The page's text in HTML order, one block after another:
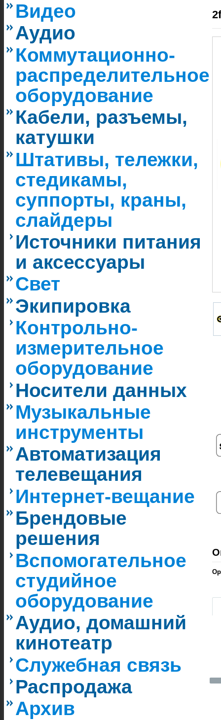
Видео
Аудио
Коммутационно-
распределительное
оборудование
Кабели, разъемы,
катушки
Штативы, тележки,
стедикамы,
суппорты, краны,
слайдеры
Источники питания
и аксессуары
Свет
Экипировка
Контрольно-
измерительное
оборудование
Носители данных
Музыкальные
инструменты
Автоматизация
телевещания
Интернет-вещание
Брендовые
решения
Вспомогательное
студийное
оборудование
Аудио, домашний
кинотеатр
Служебная связь
Распродажа
Архив